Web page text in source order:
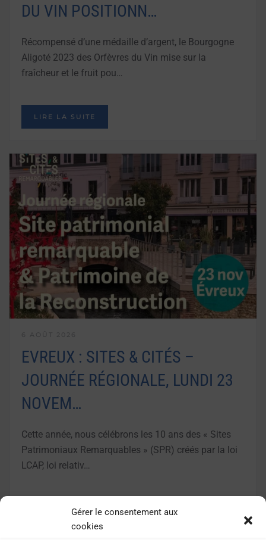
Gérer le consentement aux
cookies
DU VIN POSITIONN…
Récompensé d’une médaille d’argent, le Bourgogne
Aligoté 2023 des Orfèvres du Vin mise sur la
fraîcheur et le fruit pou…
LIRE LA SUITE
EVREUX : SITES & CITÉS –
JOURNÉE RÉGIONALE, LUNDI 23
NOVEM…
Cette année, nous célébrons les 10 ans des « Sites
Patrimoniaux Remarquables » (SPR) créés par la loi
LCAP, loi relativ…
LIRE LA SUITE